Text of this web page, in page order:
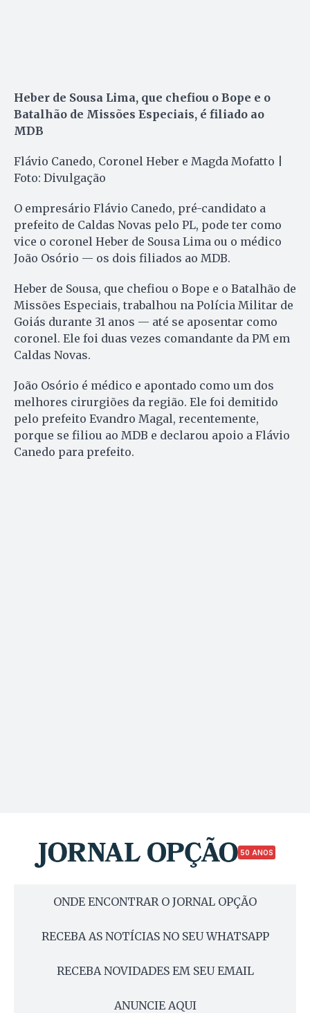
Heber de Sousa Lima, que chefiou o Bope e o
Batalhão de Missões Especiais, é filiado ao
MDB
Flávio Canedo, Coronel Heber e Magda Mofatto |
Foto: Divulgação
O empresário Flávio Canedo, pré-candidato a
prefeito de Caldas Novas pelo PL, pode ter como
vice o coronel Heber de Sousa Lima ou o médico
João Osório — os dois filiados ao MDB.
Heber de Sousa, que chefiou o Bope e o Batalhão de
Missões Especiais, trabalhou na Polícia Militar de
Goiás durante 31 anos — até se aposentar como
coronel. Ele foi duas vezes comandante da PM em
Caldas Novas.
João Osório é médico e apontado como um dos
melhores cirurgiões da região. Ele foi demitido
pelo prefeito Evandro Magal, recentemente,
porque se filiou ao MDB e declarou apoio a Flávio
Canedo para prefeito.
50 ANOS
ONDE ENCONTRAR O JORNAL OPÇÃO
RECEBA AS NOTÍCIAS NO SEU WHATSAPP
RECEBA NOVIDADES EM SEU EMAIL
ANUNCIE AQUI